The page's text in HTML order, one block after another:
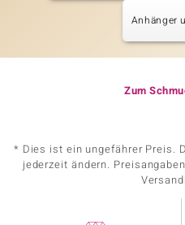
Anhänger
Zum
* Dies ist ein ungefährer Preis.
jederzeit ändern.